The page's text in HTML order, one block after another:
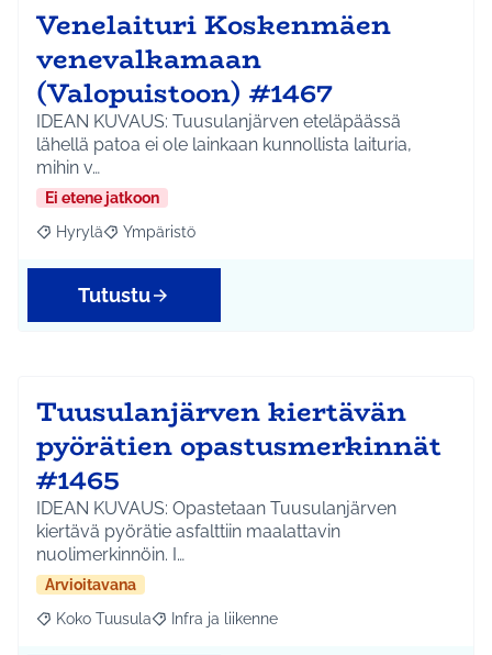
Venelaituri Koskenmäen
venevalkamaan
(Valopuistoon) #1467
IDEAN KUVAUS: Tuusulanjärven eteläpäässä
lähellä patoa ei ole lainkaan kunnollista laituria,
mihin v…
Ei etene jatkoon
Rajaa tulokset aihepiirin mukaan: Hyrylä
Hyrylä Rajaa tulokset teeman mukaan: Ympäristö
Ympäristö
Tutustu
Tuusulanjärven kiertävän
pyörätien opastusmerkinnät
#1465
IDEAN KUVAUS: Opastetaan Tuusulanjärven
kiertävä pyörätie asfalttiin maalattavin
nuolimerkinnöin. I…
Arvioitavana
Rajaa tulokset aihepiirin mukaan: Koko Tuusula
Koko Tuusula Rajaa tulokset teeman mukaan: Infra ja liikenne
Infra ja liikenne